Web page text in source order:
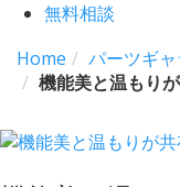
無料相談
Home
パーツギ
機能美と温もり